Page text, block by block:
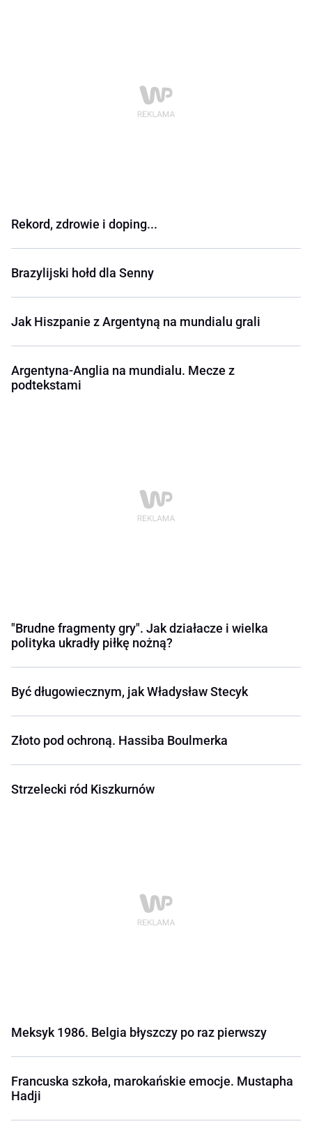
Rekord, zdrowie i doping...
Brazylijski hołd dla Senny
Jak Hiszpanie z Argentyną na mundialu grali
Argentyna-Anglia na mundialu. Mecze z
podtekstami
"Brudne fragmenty gry". Jak działacze i wielka
polityka ukradły piłkę nożną?
Być długowiecznym, jak Władysław Stecyk
Złoto pod ochroną. Hassiba Boulmerka
Strzelecki ród Kiszkurnów
Meksyk 1986. Belgia błyszczy po raz pierwszy
Francuska szkoła, marokańskie emocje. Mustapha
Hadji